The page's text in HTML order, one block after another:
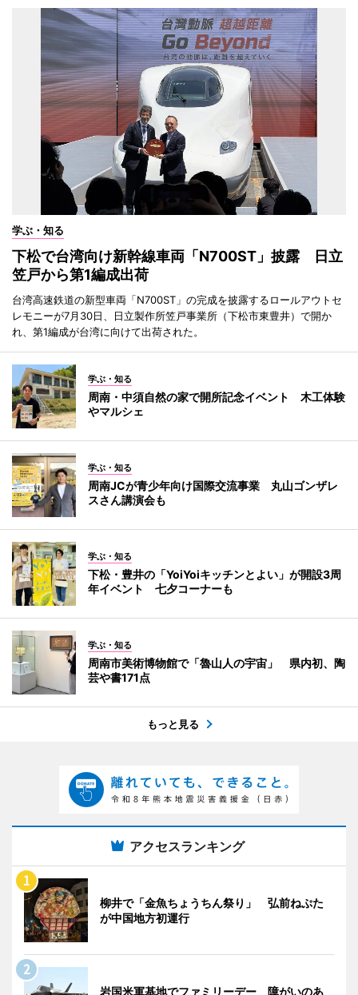
学ぶ・知る
下松で台湾向け新幹線車両「N700ST」披露 日立
笠戸から第1編成出荷
台湾高速鉄道の新型車両「N700ST」の完成を披露するロールアウトセ
レモニーが7月30日、日立製作所笠戸事業所（下松市東豊井）で開か
れ、第1編成が台湾に向けて出荷された。
学ぶ・知る
周南・中須自然の家で開所記念イベント 木工体験
やマルシェ
学ぶ・知る
周南JCが青少年向け国際交流事業 丸山ゴンザレ
スさん講演会も
学ぶ・知る
下松・豊井の「YoiYoiキッチンとよい」が開設3周
年イベント 七夕コーナーも
学ぶ・知る
周南市美術博物館で「魯山人の宇宙」 県内初、陶
芸や書171点
もっと見る
アクセスランキング
柳井で「金魚ちょうちん祭り」 弘前ねぷた
が中国地方初運行
岩国米軍基地でファミリーデー 障がいのあ